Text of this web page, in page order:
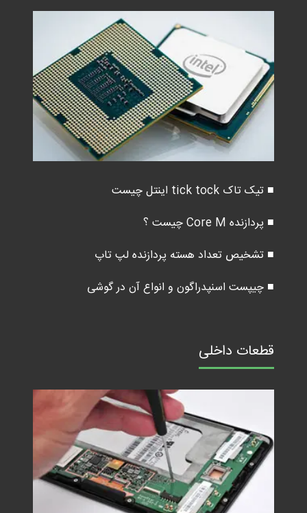
■ تیک تاک tick tock اینتل چیست
■ پردازنده Core M چیست ؟
■ تشخیص تعداد هسته پردازنده لپ تاپ
■ چیپست اسنپدراگون و انواع آن در گوشی
قطعات داخلی